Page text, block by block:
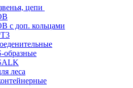
цепи
с доп. кольцами
образные
леса